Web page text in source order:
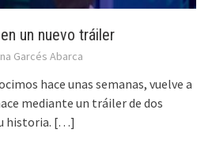
un nuevo tráiler
Garcés Abarca
hace unas semanas, vuelve a
mediante un tráiler de dos
historia. […]